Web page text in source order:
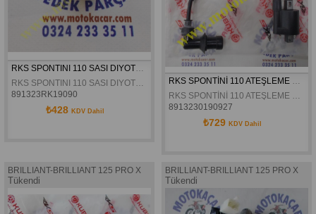
RKS SPONTINI 110 SASI DIYOTU ORJINAL
RKS SPONTINI 110 SASI DIYOTU ORJINAL
891323RK19090
₺428 KDV Dahil
8913230190927
₺729 KDV Dahil
BRILLIANT-BRILLIANT 125 PRO X
Tükendi
BRILLIANT-BRILLIANT 125 PRO X
Tükendi